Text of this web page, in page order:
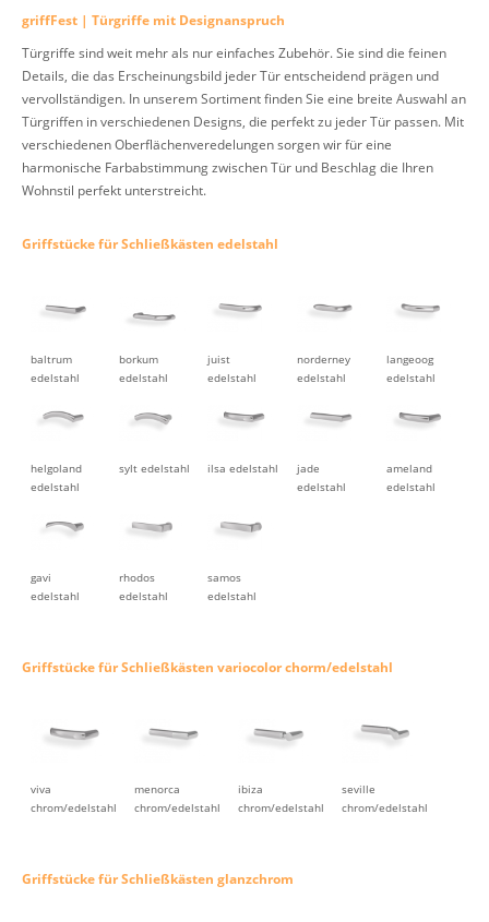
griffFest | Türgriffe mit Designanspruch
Türgriffe sind weit mehr als nur einfaches Zubehör. Sie sind die feinen
Details, die das Erscheinungsbild jeder Tür entscheidend prägen und
vervollständigen. In unserem Sortiment finden Sie eine breite Auswahl an
Türgriffen in verschiedenen Designs, die perfekt zu jeder Tür passen. Mit
verschiedenen Oberflächenveredelungen sorgen wir für eine
harmonische Farbabstimmung zwischen Tür und Beschlag die Ihren
Wohnstil perfekt unterstreicht.
Griffstücke für Schließkästen edelstahl
baltrum
edelstahl
borkum
edelstahl
juist
edelstahl
norderney
edelstahl
langeoog
edelstahl
helgoland
edelstahl
sylt edelstahl ilsa edelstahl
jade
edelstahl
ameland
edelstahl
gavi
edelstahl
rhodos
edelstahl
samos
edelstahl
Griffstücke für Schließkästen variocolor chorm/edelstahl
viva
chrom/edelstahl
menorca
chrom/edelstahl
ibiza
chrom/edelstahl
seville
chrom/edelstahl
Griffstücke für Schließkästen glanzchrom